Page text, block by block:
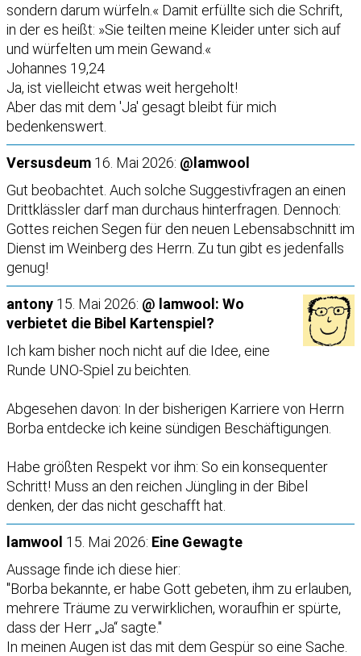
sondern darum würfeln.« Damit erfüllte sich die Schrift,
in der es heißt: »Sie teilten meine Kleider unter sich auf
und würfelten um mein Gewand.«
Johannes 19,24
Ja, ist vielleicht etwas weit hergeholt!
Aber das mit dem 'Ja' gesagt bleibt für mich
bedenkenswert.
Versusdeum 16. Mai 2026: @lamwool
Gut beobachtet. Auch solche Suggestivfragen an einen
Drittklässler darf man durchaus hinterfragen. Dennoch:
Gottes reichen Segen für den neuen Lebensabschnitt im
Dienst im Weinberg des Herrn. Zu tun gibt es jedenfalls
genug!
antony 15. Mai 2026: @ lamwool: Wo
verbietet die Bibel Kartenspiel?
Ich kam bisher noch nicht auf die Idee, eine
Runde UNO-Spiel zu beichten.
Abgesehen davon: In der bisherigen Karriere von Herrn
Borba entdecke ich keine sündigen Beschäftigungen.
Habe größten Respekt vor ihm: So ein konsequenter
Schritt! Muss an den reichen Jüngling in der Bibel
denken, der das nicht geschafft hat.
lamwool 15. Mai 2026: Eine Gewagte
Aussage finde ich diese hier:
"Borba bekannte, er habe Gott gebeten, ihm zu erlauben,
mehrere Träume zu verwirklichen, woraufhin er spürte,
dass der Herr „Ja“ sagte."
In meinen Augen ist das mit dem Gespür so eine Sache.